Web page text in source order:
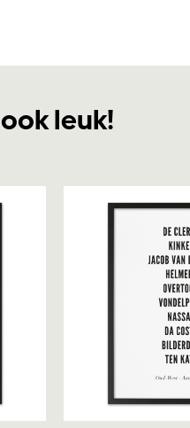
leuk!